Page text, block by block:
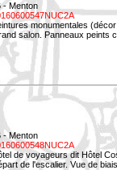
- Menton
monumentales
salon. Panneaux peints
- Menton
de voyageurs dit Hôtel
de l'escalier. Vue de